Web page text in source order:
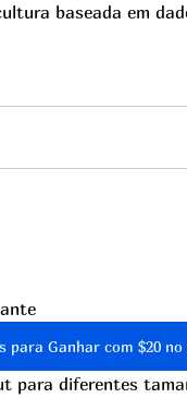
baseada em
para Ganhar com $20 no
para diferentes